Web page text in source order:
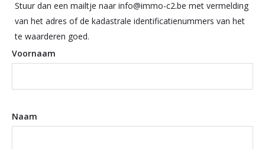
Stuur dan een mailtje naar info@immo-c2.be met vermelding
van het adres of de kadastrale identificatienummers van het
te waarderen goed.
Voornaam
Naam